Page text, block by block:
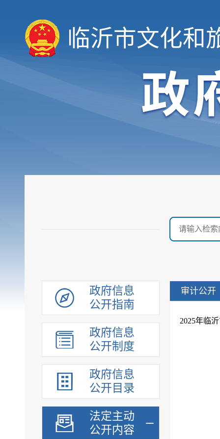
临沂市文化和
政府信息
公开指南
政府信息
公开制度
政府信息
公开目录
法定主动
公开内容
审计公开
2025年临